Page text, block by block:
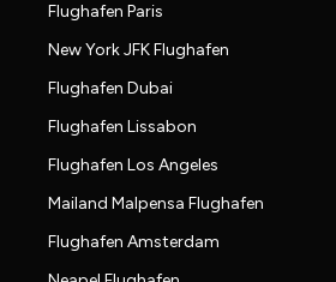
Flughafen Paris
New York JFK Flughafen
Flughafen Dubai
Flughafen Lissabon
Flughafen Los Angeles
Mailand Malpensa Flughafen
Flughafen Amsterdam